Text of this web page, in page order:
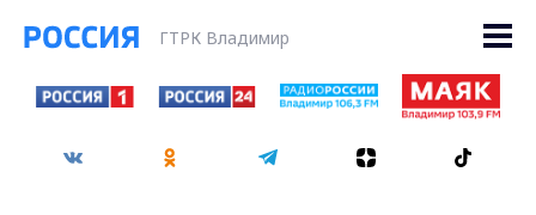
ГТРК Владимир